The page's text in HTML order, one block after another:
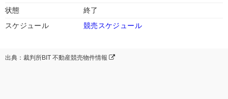
状態
終了
スケジュール
競売スケジュール
出典：裁判所BIT 不動産競売物件情報